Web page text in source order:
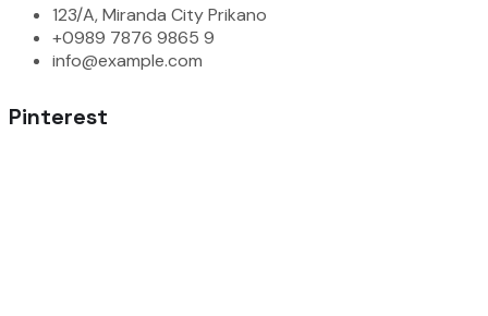
123/A, Miranda City Prikano
+0989 7876 9865 9
info@example.com
Pinterest